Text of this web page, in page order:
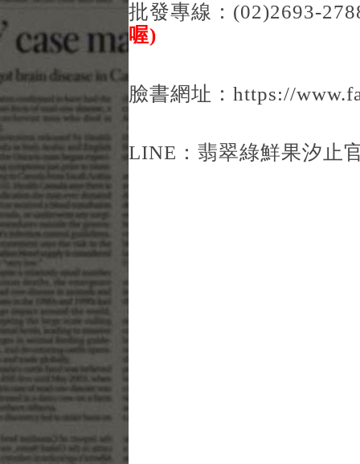
批發專線：(02)2693-
喔)
臉書網址： https://
LINE： 翡翠綠鮮果汐止